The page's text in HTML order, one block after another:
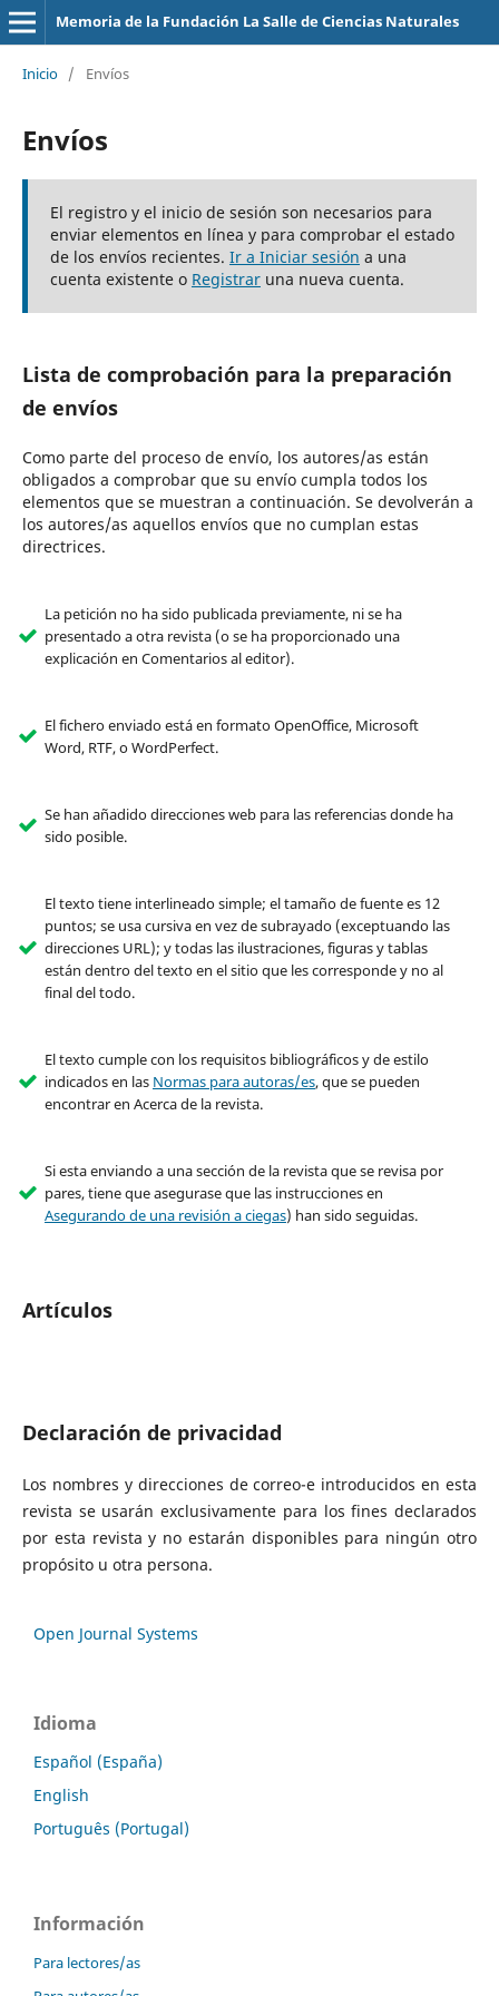
Memoria de la Fundación La Salle de Ciencias Naturales
Inicio / Envíos
Envíos
El registro y el inicio de sesión son necesarios para
enviar elementos en línea y para comprobar el estado
de los envíos recientes. Ir a Iniciar sesión a una
cuenta existente o Registraruna nueva cuenta.
Lista de comprobación para la preparación
de envíos
Como parte del proceso de envío, los autores/as están
obligados a comprobar que su envío cumpla todos los
elementos que se muestran a continuación. Se devolverán a
los autores/as aquellos envíos que no cumplan estas
directrices.
La petición no ha sido publicada previamente, ni se ha
presentado a otra revista (o se ha proporcionado una
explicación en Comentarios al editor).
El fichero enviado está en formato OpenOffice, Microsoft
Word, RTF, o WordPerfect.
Se han añadido direcciones web para las referencias donde ha
sido posible.
El texto tiene interlineado simple; el tamaño de fuente es 12
puntos; se usa cursiva en vez de subrayado (exceptuando las
direcciones URL); y todas las ilustraciones, figuras y tablas
están dentro del texto en el sitio que les corresponde y no al
final del todo.
El texto cumple con los requisitos bibliográficos y de estilo
indicados en las Normas para autoras/es, que se pueden
encontrar en Acerca de la revista.
Si esta enviando a una sección de la revista que se revisa por
pares, tiene que asegurase que las instrucciones en
Asegurando de una revisión a ciegas) han sido seguidas.
Artículos
Declaración de privacidad
Los nombres y direcciones de correo-e introducidos en esta
revista se usarán exclusivamente para los fines declarados
por esta revista y no estarán disponibles para ningún otro
propósito u otra persona.
Open Journal Systems
Idioma
Español (España)
English
Português (Portugal)
Información
Para lectores/as